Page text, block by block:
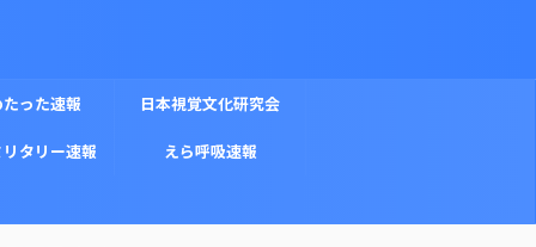
たった速報 日本視覚文化研究会
タリー速報 えら呼吸速報